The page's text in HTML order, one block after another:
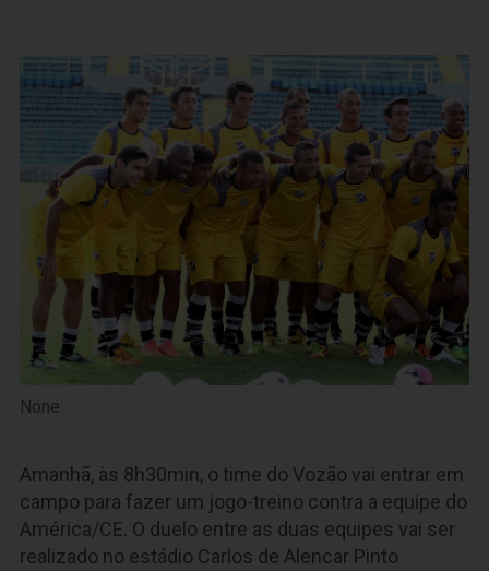
None
Amanhã, às 8h30min, o time do Vozão vai entrar em
campo para fazer um jogo-treino contra a equipe do
América/CE. O duelo entre as duas equipes vai ser
realizado no estádio Carlos de Alencar Pinto